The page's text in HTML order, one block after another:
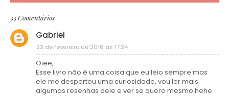
33 Comentários
Gabriel
23 de fevereiro de 2016 às 17:24
Oiee,
Esse livro não é uma coisa que eu leio sempre mas
ele me despertou uma curiosidade, vou ler mais
algumas resenhas dele e ver se quero mesmo hehe.